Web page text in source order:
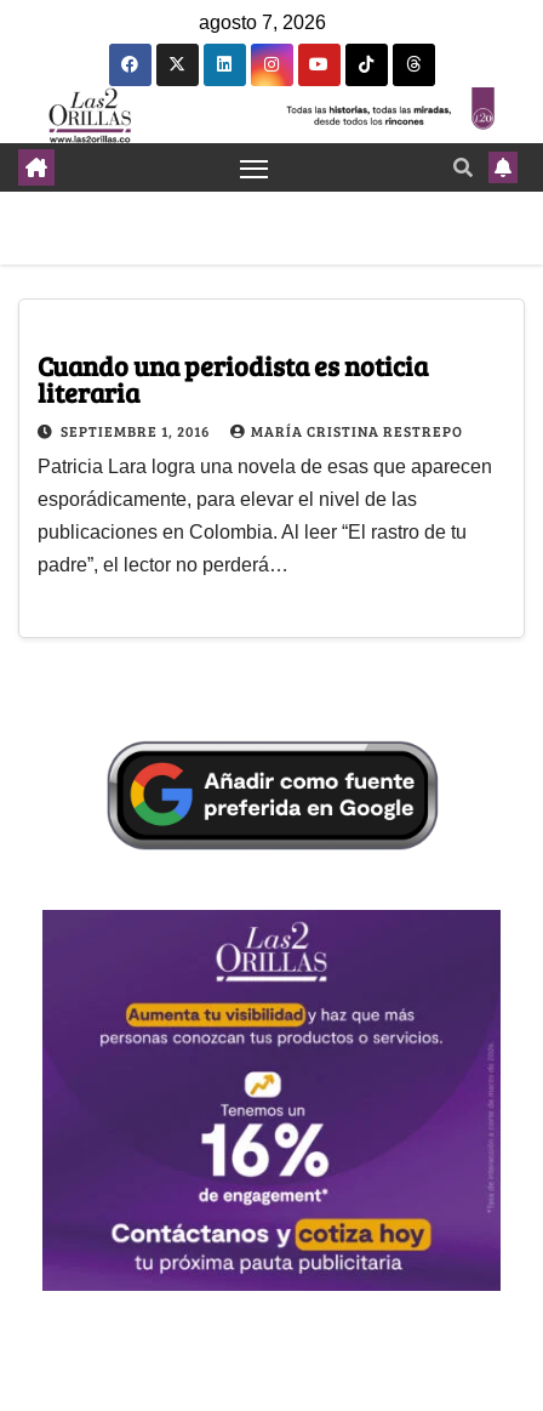
agosto 7, 2026
Cuando una periodista es noticia
literaria
SEPTIEMBRE 1, 2016 MARÍA CRISTINA RESTREPO
Patricia Lara logra una novela de esas que aparecen
esporádicamente, para elevar el nivel de las
publicaciones en Colombia. Al leer “El rastro de tu
padre”, el lector no perderá…